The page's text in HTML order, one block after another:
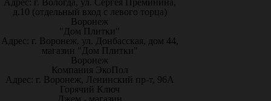
Адрес: г. Вологда, ул. Сергея Преминина,
д.10 (отдельный вход с левого торца)
Воронеж
"Дом Плитки"
Адрес: г. Воронеж. ул. Донбасская, дом 44,
магазин "Дом Плитки"
Воронеж
Компания ЭкоПол
Адрес: г. Воронеж, Ленинский пр-т, 96А
Горячий Ключ
Джем - магазин